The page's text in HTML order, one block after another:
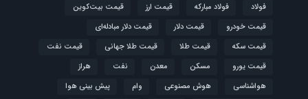
فولاد
فولاد مبارکه قیمت ارز
قیمت بیت‌کوین
قیمت خودرو
قیمت دلار
قیمت دلار مبادله‌ای
قیمت سکه
قیمت طلا قیمت طلا جهانی
قیمت نفت
قیمت یورو
مسکن معدن نفت
هراز
هواشناسی
هوش مصنوعی وام
پیش بینی هوا